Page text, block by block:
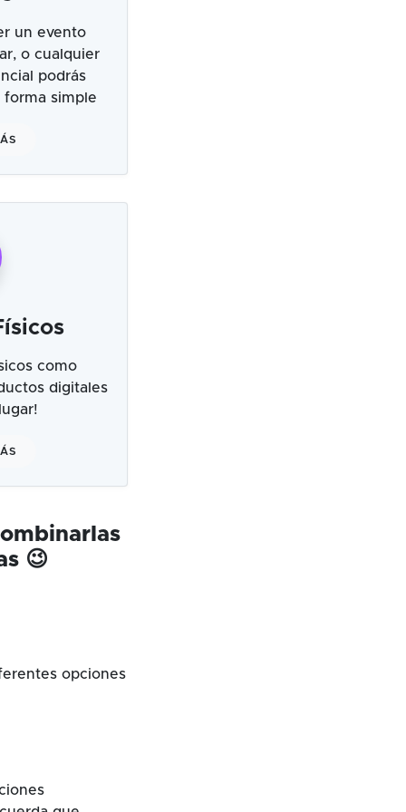
un evento
o cualquier
podrás
forma simple
como
digitales
😉
opciones